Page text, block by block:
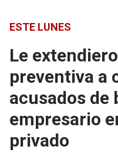
ESTE LUNES
Le
preventiva a
acusados de
empresario
privado